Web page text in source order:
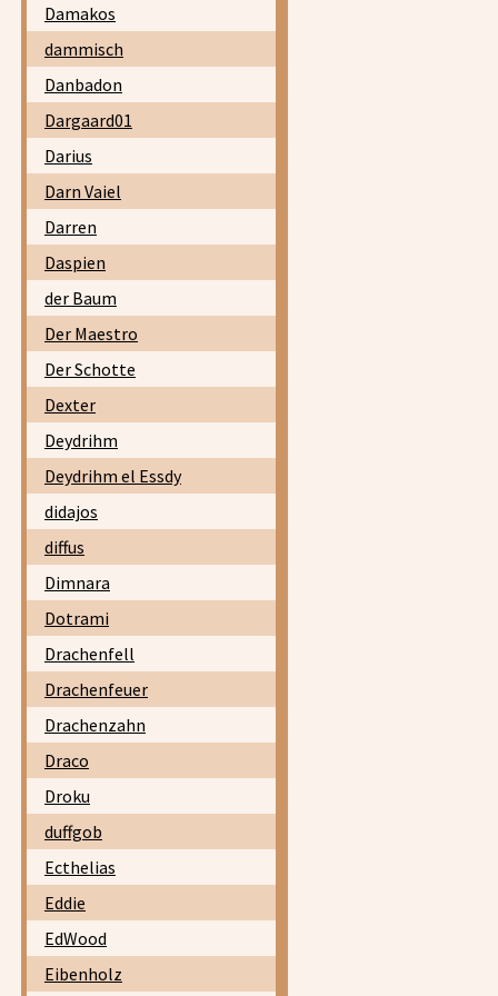
Damakos
dammisch
Danbadon
Dargaard01
Darius
Darn Vaiel
Darren
Daspien
der Baum
Der Maestro
Der Schotte
Dexter
Deydrihm
Deydrihm el Essdy
didajos
diffus
Dimnara
Dotrami
Drachenfell
Drachenfeuer
Drachenzahn
Draco
Droku
duffgob
Ecthelias
Eddie
EdWood
Eibenholz